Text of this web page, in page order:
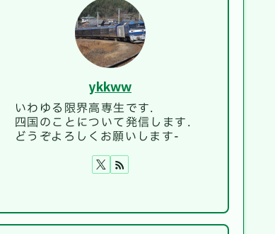
ykkww
いわゆる限界高専生です.
四国のことについて発信します.
どうぞよろしくお願いします-